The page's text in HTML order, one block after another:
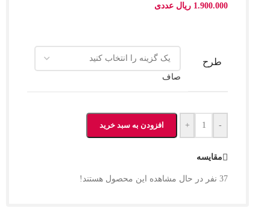
1.900.000 ریال عددی
طرح
صاف
-
+ افزودن به سبد خرید
مقایسه
37 نفر در حال مشاهده این محصول هستند!